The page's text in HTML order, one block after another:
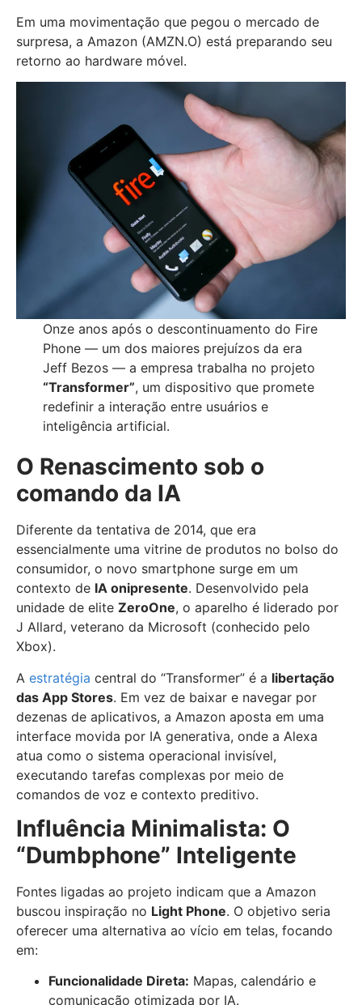
Em uma movimentação que pegou o mercado de
surpresa, a Amazon (AMZN.O) está preparando seu
retorno ao hardware móvel.
Onze anos após o descontinuamento do Fire
Phone — um dos maiores prejuízos da era
Jeff Bezos — a empresa trabalha no projeto
“Transformer”, um dispositivo que promete
redefinir a interação entre usuários e
inteligência artificial.
O Renascimento sob o
comando da IA
Diferente da tentativa de 2014, que era
essencialmente uma vitrine de produtos no bolso do
consumidor, o novo smartphone surge em um
contexto de IA onipresente. Desenvolvido pela
unidade de elite ZeroOne, o aparelho é liderado por
J Allard, veterano da Microsoft (conhecido pelo
Xbox).
A estratégia central do “Transformer” é a libertação
das App Stores. Em vez de baixar e navegar por
dezenas de aplicativos, a Amazon aposta em uma
interface movida por IA generativa, onde a Alexa
atua como o sistema operacional invisível,
executando tarefas complexas por meio de
comandos de voz e contexto preditivo.
Influência Minimalista: O
“Dumbphone” Inteligente
Fontes ligadas ao projeto indicam que a Amazon
buscou inspiração no Light Phone. O objetivo seria
oferecer uma alternativa ao vício em telas, focando
em:
Funcionalidade Direta: Mapas, calendário e
comunicação otimizada por IA.